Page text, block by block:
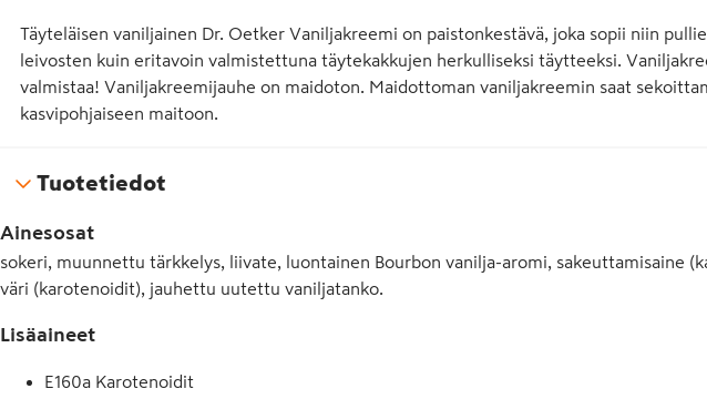
Täyteläisen vaniljainen Dr. Oetker Vaniljakreemi on paistonkestävä, joka sopii niin
leivosten kuin eritavoin valmistettuna täytekakkujen herkulliseksi täytteeksi.
valmistaa! Vaniljakreemijauhe on maidoton. Maidottoman vaniljakreemin saat
kasvipohjaiseen maitoon.
Tuotetiedot
Ainesosat
sokeri, muunnettu tärkkelys, liivate, luontainen Bourbon vanilja-aromi, sakeuttamisaine
väri (karotenoidit), jauhettu uutettu vaniljatanko.
Lisäaineet
E160a Karotenoidit